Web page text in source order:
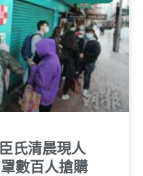
氏清晨現人
數百人搶購